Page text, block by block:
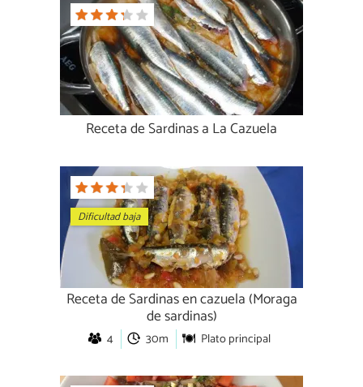
Receta de Sardinas a La Cazuela
Dificultad baja
Receta de Sardinas en cazuela (Moraga
de sardinas)
4 30m Plato principal